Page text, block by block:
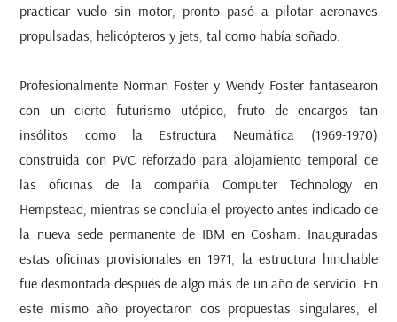
practicar vuelo sin motor, pronto pasó a pilotar aeronaves
propulsadas, helicópteros y jets, tal como había soñado.
Profesionalmente Norman Foster y Wendy Foster fantasearon
con un cierto futurismo utópico, fruto de encargos tan
insólitos como la Estructura Neumática (1969-1970)
construida con PVC reforzado para alojamiento temporal de
las oficinas de la compañía Computer Technology en
Hempstead, mientras se concluía el proyecto antes indicado de
la nueva sede permanente de IBM en Cosham. Inauguradas
estas oficinas provisionales en 1971, la estructura hinchable
fue desmontada después de algo más de un año de servicio. En
este mismo año proyectaron dos propuestas singulares, el